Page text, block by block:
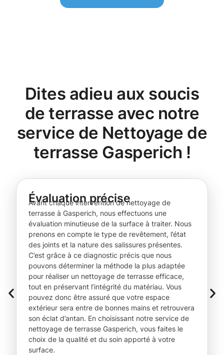
Dites adieu aux soucis
de terrasse avec notre
service de Nettoyage de
terrasse Gasperich !
Évaluation précise
Avant chaque intervention de nettoyage de
terrasse à Gasperich, nous effectuons une
évaluation minutieuse de la surface à traiter. Nous
prenons en compte le type de revêtement, l’état
des joints et la nature des salissures présentes.
C’est grâce à ce diagnostic précis que nous
pouvons déterminer la méthode la plus adaptée
pour réaliser un nettoyage de terrasse efficace,
tout en préservant l’intégrité du matériau. Vous
pouvez donc être assuré que votre espace
extérieur sera entre de bonnes mains et retrouvera
son éclat d’antan. En choisissant notre service de
nettoyage de terrasse Gasperich, vous faites le
choix de la qualité et du soin apporté à votre
surface.